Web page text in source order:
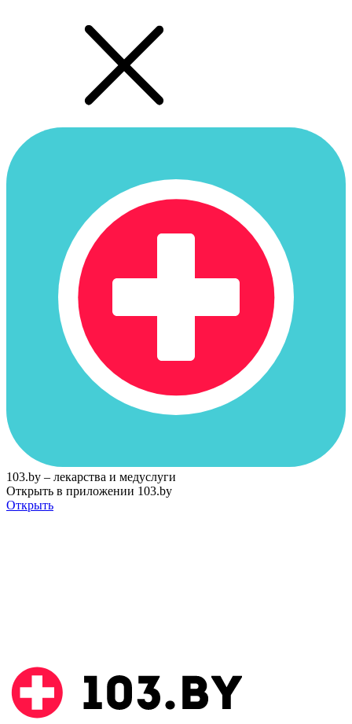
103.by – лекарства и медуслуги
Открыть в приложении 103.by
Открыть